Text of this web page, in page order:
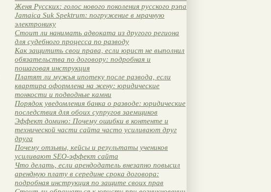
Женя Русских: голос нового поколения русского рэпа
Jamaica Suk Spektrum: погружение в мрачную
электронику
Стоит ли нанимать адвоката из другого региона
для судебного процесса по разводу
Как защитить свои права, если юрист не выполнил
обязательства по договору: подробная и
пошаговая инструкция
Платят ли мужья ипотеку после развода, если
квартира оформлена на жену: юридические
тонкости и подводные камни
Порядок уведомления банка о разводе: юридические
последствия для обоих супругов заемщиков
Эффект домино: Почему ошибки в контенте и
технической части сайта часто усиливают друг
друга
Почему отзывы, кейсы и результаты учеников
усиливают SEO-эффект сайта
Что делать, если арендодатель внезапно повысил
арендную плату в середине срока договора:
подробная инструкция по защите своих прав